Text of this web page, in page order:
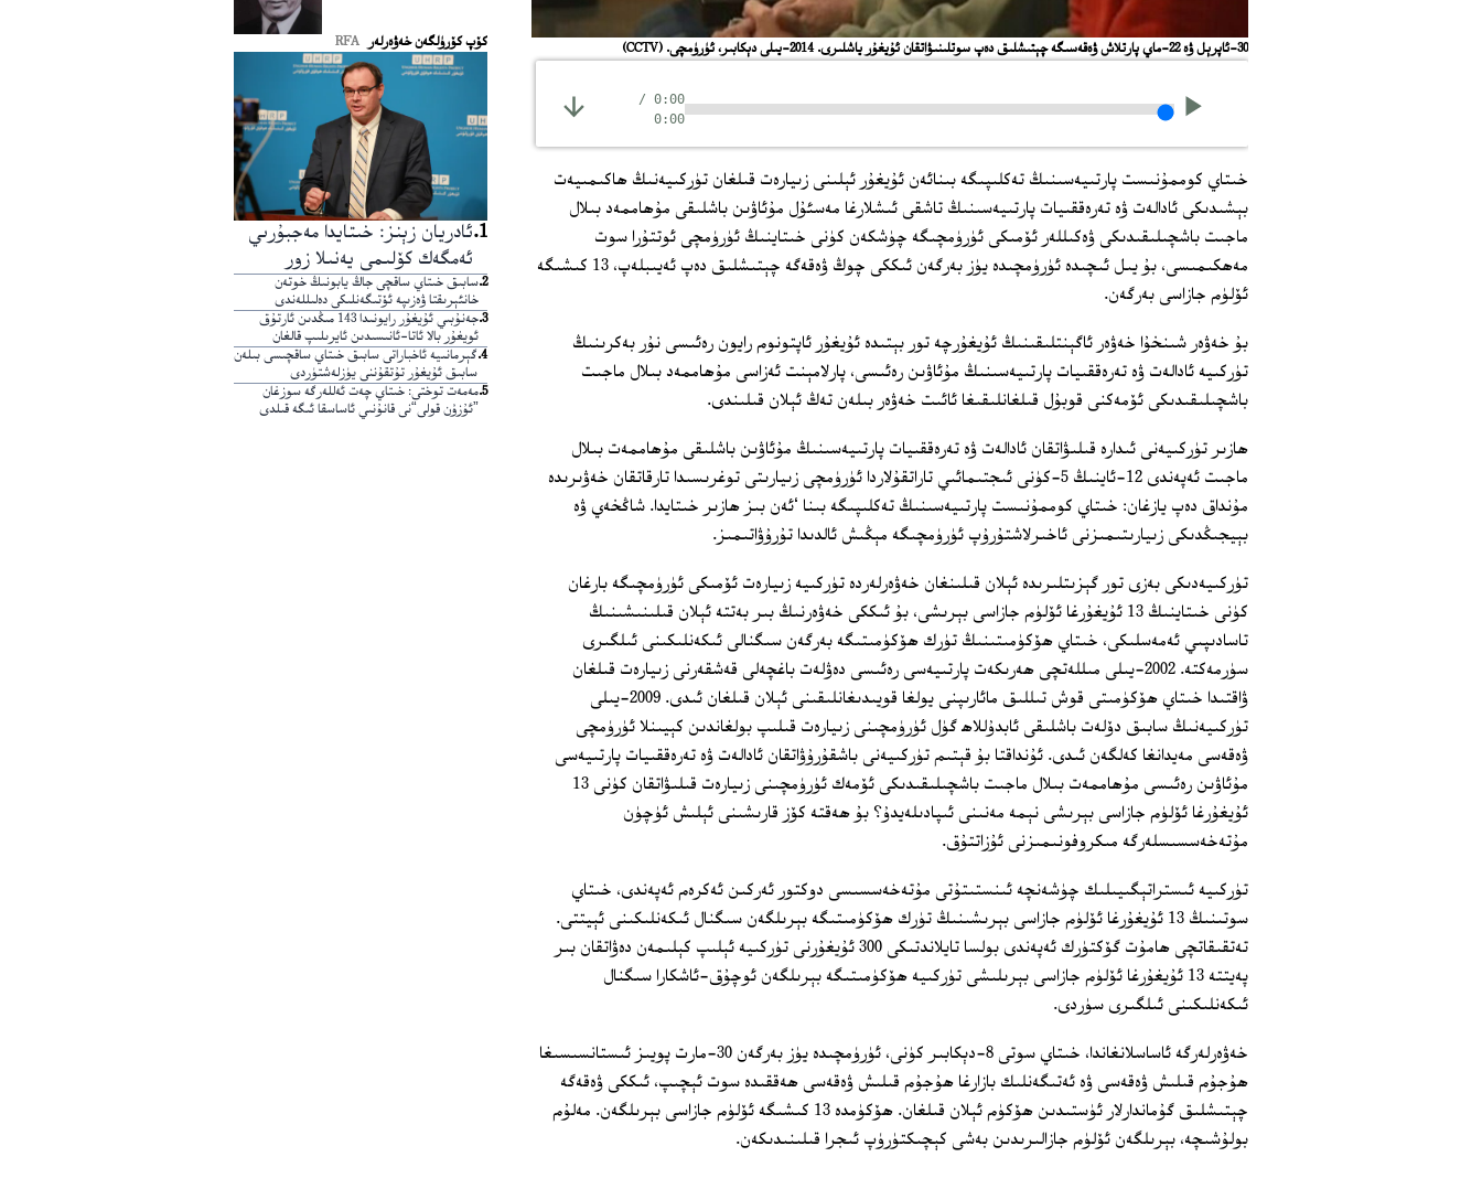
30-ئاپرېل ۋە 22-ماي پارتلاش ۋەقەسىگە چېتىشلىق دەپ سوتلىنىۋاتقان ئۇيغۇر ياشلىرى. 2014-يىلى دېكابىر، ئۈرۈمچى. (CCTV)
0:00
/
0:00
خىتاي كوممۇنىست پارتىيەسىنىڭ تەكلىپىگە بىنائەن ئۇيغۇر ئېلىنى زىيارەت قىلغان تۈركىيەنىڭ ھاكىمىيەت
بېشىدىكى ئادالەت ۋە تەرەققىيات پارتىيەسىنىڭ تاشقى ئىشلارغا مەسئۇل مۇئاۋىن باشلىقى مۇھاممەد بىلال
ماجىت باشچىلىقىدىكى ۋەكىللەر ئۆمىكى ئۈرۈمچىگە چۈشكەن كۈنى خىتاينىڭ ئۈرۈمچى ئوتتۇرا سوت
مەھكىمىسى، بۇ يىل ئىچىدە ئۈرۈمچىدە يۈز بەرگەن ئىككى چوڭ ۋەقەگە چېتىشلىق دەپ ئەيىبلەپ، 13 كىشىگە
ئۆلۈم جازاسى بەرگەن.
بۇ خەۋەر شىنخۇا خەۋەر ئاگېنتلىقىنىڭ ئۇيغۇرچە تور بېتىدە ئۇيغۇر ئاپتونوم رايون رەئىسى نۇر بەكرىنىڭ
تۈركىيە ئادالەت ۋە تەرەققىيات پارتىيەسىنىڭ مۇئاۋىن رەئىسى، پارلامېنت ئەزاسى مۇھاممەد بىلال ماجىت
باشچىلىقىدىكى ئۆمەكنى قوبۇل قىلغانلىقىغا ئائىت خەۋەر بىلەن تەڭ ئېلان قىلىندى.
ھازىر تۈركىيەنى ئىدارە قىلىۋاتقان ئادالەت ۋە تەرەققىيات پارتىيەسىنىڭ مۇئاۋىن باشلىقى مۇھاممەت بىلال
ماجىت ئەپەندى 12-ئاينىڭ 5-كۈنى ئىجتىمائىي تاراتقۇلاردا ئۈرۈمچى زىيارىتى توغرىسىدا تارقاتقان خەۋىرىدە
مۇنداق دەپ يازغان: خىتاي كوممۇنىست پارتىيەسىنىڭ تەكلىپىگە بىنا ‘ئەن بىز ھازىر خىتايدا. شاڭخەي ۋە
بېيجىڭدىكى زىيارىتىمىزنى ئاخىرلاشتۇرۇپ ئۈرۈمچىگە مېڭىش ئالدىدا تۇرۇۋاتىمىز.
تۈركىيەدىكى بەزى تور گېزىتلىرىدە ئېلان قىلىنغان خەۋەرلەردە تۈركىيە زىيارەت ئۆمىكى ئۈرۈمچىگە بارغان
كۈنى خىتاينىڭ 13 ئۇيغۇرغا ئۆلۈم جازاسى بېرىشى، بۇ ئىككى خەۋەرنىڭ بىر بەتتە ئېلان قىلىنىشىنىڭ
تاسادىپىي ئەمەسلىكى، خىتاي ھۆكۈمىتىنىڭ تۈرك ھۆكۈمىتىگە بەرگەن سىگنالى ئىكەنلىكىنى ئىلگىرى
سۈرمەكتە. 2002-يىلى مىللەتچى ھەرىكەت پارتىيەسى رەئىسى دەۋلەت باغچەلى قەشقەرنى زىيارەت قىلغان
ۋاقتىدا خىتاي ھۆكۈمىتى قوش تىللىق مائارىپنى يولغا قويىدىغانلىقىنى ئېلان قىلغان ئىدى. 2009-يىلى
تۈركىيەنىڭ سابىق دۆلەت باشلىقى ئابدۇللاھ گۈل ئۈرۈمچىنى زىيارەت قىلىپ بولغاندىن كېيىنلا ئۈرۈمچى
ۋەقەسى مەيدانغا كەلگەن ئىدى. ئۇنداقتا بۇ قېتىم تۈركىيەنى باشقۇرۇۋاتقان ئادالەت ۋە تەرەققىيات پارتىيەسى
مۇئاۋىن رەئىسى مۇھاممەت بىلال ماجىت باشچىلىقىدىكى ئۆمەك ئۈرۈمچىنى زىيارەت قىلىۋاتقان كۈنى 13
ئۇيغۇرغا ئۆلۈم جازاسى بېرىشى نېمە مەنىنى ئىپادىلەيدۇ؟ بۇ ھەقتە كۆز قارىشىنى ئېلىش ئۈچۈن
مۇتەخەسسىسلەرگە مىكروفونىمىزنى ئۇزاتتۇق.
تۈركىيە ئىستراتېگىيىلىك چۈشەنچە ئىنستىتۇتى مۇتەخەسسىسى دوكتور ئەركىن ئەكرەم ئەپەندى، خىتاي
سوتىنىڭ 13 ئۇيغۇرغا ئۆلۈم جازاسى بېرىشىنىڭ تۈرك ھۆكۈمىتىگە بېرىلگەن سىگنال ئىكەنلىكىنى ئېيتتى.
تەتقىقاتچى ھامۇت گۆكتۈرك ئەپەندى بولسا تايلاندتىكى 300 ئۇيغۇرنى تۈركىيە ئېلىپ كېلىمەن دەۋاتقان بىر
پەيتتە 13 ئۇيغۇرغا ئۆلۈم جازاسى بېرىلىشى تۈركىيە ھۆكۈمىتىگە بېرىلگەن ئوچۇق-ئاشكارا سىگنال
ئىكەنلىكىنى ئىلگىرى سۈردى.
خەۋەرلەرگە ئاساسلانغاندا، خىتاي سوتى 8-دېكابىر كۈنى، ئۈرۈمچىدە يۈز بەرگەن 30-مارت پويىز ئىستانسىسىغا
ھۇجۇم قىلىش ۋەقەسى ۋە ئەتىگەنلىك بازارغا ھۇجۇم قىلىش ۋەقەسى ھەققىدە سوت ئېچىپ، ئىككى ۋەقەگە
چېتىشلىق گۇماندارلار ئۈستىدىن ھۆكۈم ئېلان قىلغان. ھۆكۈمدە 13 كىشىگە ئۆلۈم جازاسى بېرىلگەن. مەلۇم
بولۇشىچە، بېرىلگەن ئۆلۈم جازالىرىدىن بەشى كېچىكتۈرۈپ ئىجرا قىلىنىدىكەن.
كۆپ كۆرۈلگەن خەۋەرلەر RFA
1
.ئادريان زېنز: خىتايدا مەجبۇرىي
ئەمگەك كۆلىمى يەنىلا زور
2
.سابىق خىتاي ساقچى جاڭ يابونىڭ خوتەن
خانئېرىقتا ۋەزىپە ئۆتىگەنلىكى دەلىللەندى
3
.
جەنۇبىي ئۇيغۇر رايونىدا 143 مىڭدىن ئارتۇق
ئويغۇر بالا ئاتا-ئانىسىدىن ئايرىلىپ قالغان
4
.گېرمانىيە ئاخباراتى سابىق خىتاي ساقچىسى بىلەن
سابىق ئۇيغۇر تۇتقۇننى يۈزلەشتۈردى
5
.مەمەت توختى: خىتاي چەت ئەللەرگە سوزغان
”ئۇزۇن قولى“نى قانۇنىي ئاساسقا ئىگە قىلدى